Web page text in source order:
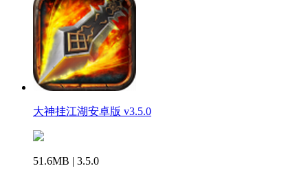
大神挂江湖安卓版 v3.5.0
51.6MB | 3.5.0